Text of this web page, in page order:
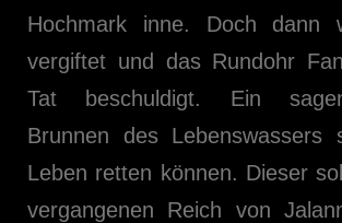
Hochmark inne. Doch dann
vergiftet und das Rundohr
Tat beschuldigt. Ein
Brunnen des Lebenswassers
Leben retten können. Dieser
vergangenen Reich von